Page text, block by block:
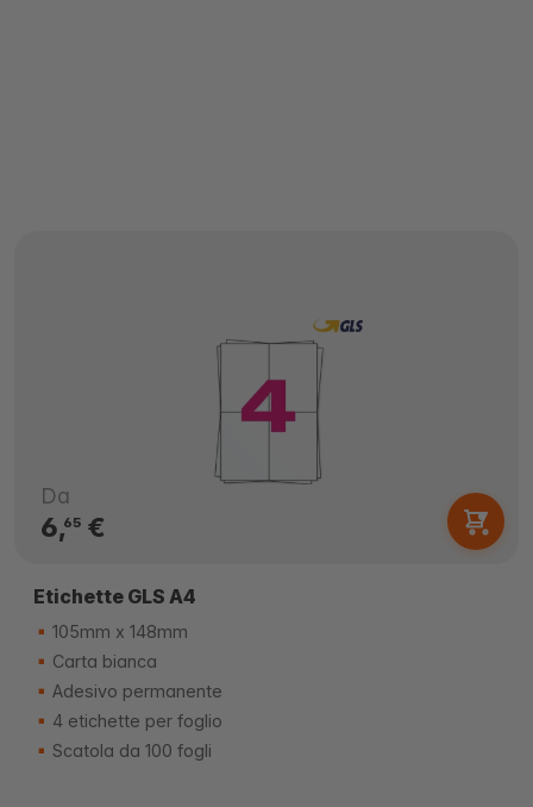
Da
6,65€
Etichette GLS A4
105mm x 148mm
Carta bianca
Adesivo permanente
4 etichette per foglio
Scatola da 100 fogli